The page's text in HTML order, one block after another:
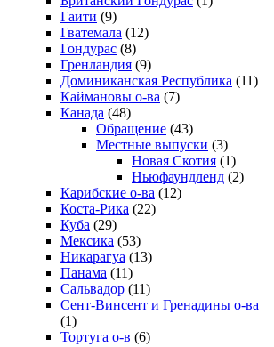
Гаити (9)
Гватемала (12)
Гондурас (8)
Гренландия (9)
Доминиканская Республика (11)
Каймановы о-ва (7)
Канада (48)
Обращение (43)
Местные выпуски (3)
Новая Скотия (1)
Ньюфаундленд (2)
Карибские о-ва (12)
Коста-Рика (22)
Куба (29)
Мексика (53)
Никарагуа (13)
Панама (11)
Сальвадор (11)
Сент-Винсент и Гренадины о-ва
(1)
Тортуга о-в (6)